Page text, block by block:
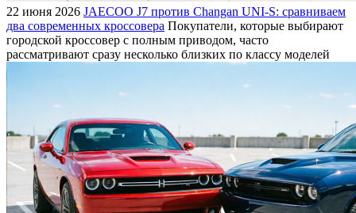
22 июня 2026 JAECOO J7 против Changan UNI-S: сравниваем
два современных кроссовера Покупатели, которые выбирают
городской кроссовер с полным приводом, часто
рассматривают сразу несколько близких по классу моделей